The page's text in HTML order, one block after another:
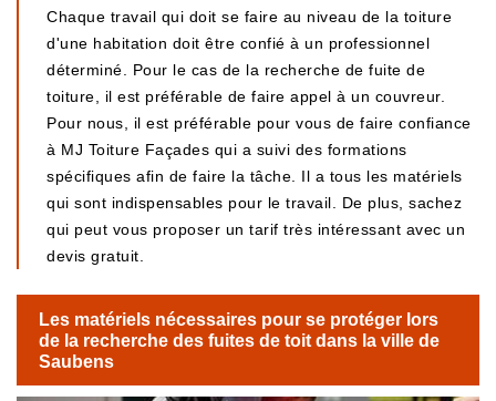
Chaque travail qui doit se faire au niveau de la toiture
d'une habitation doit être confié à un professionnel
déterminé. Pour le cas de la recherche de fuite de
toiture, il est préférable de faire appel à un couvreur.
Pour nous, il est préférable pour vous de faire confiance
à MJ Toiture Façades qui a suivi des formations
spécifiques afin de faire la tâche. Il a tous les matériels
qui sont indispensables pour le travail. De plus, sachez
qui peut vous proposer un tarif très intéressant avec un
devis gratuit.
Les matériels nécessaires pour se protéger lors
de la recherche des fuites de toit dans la ville de
Saubens